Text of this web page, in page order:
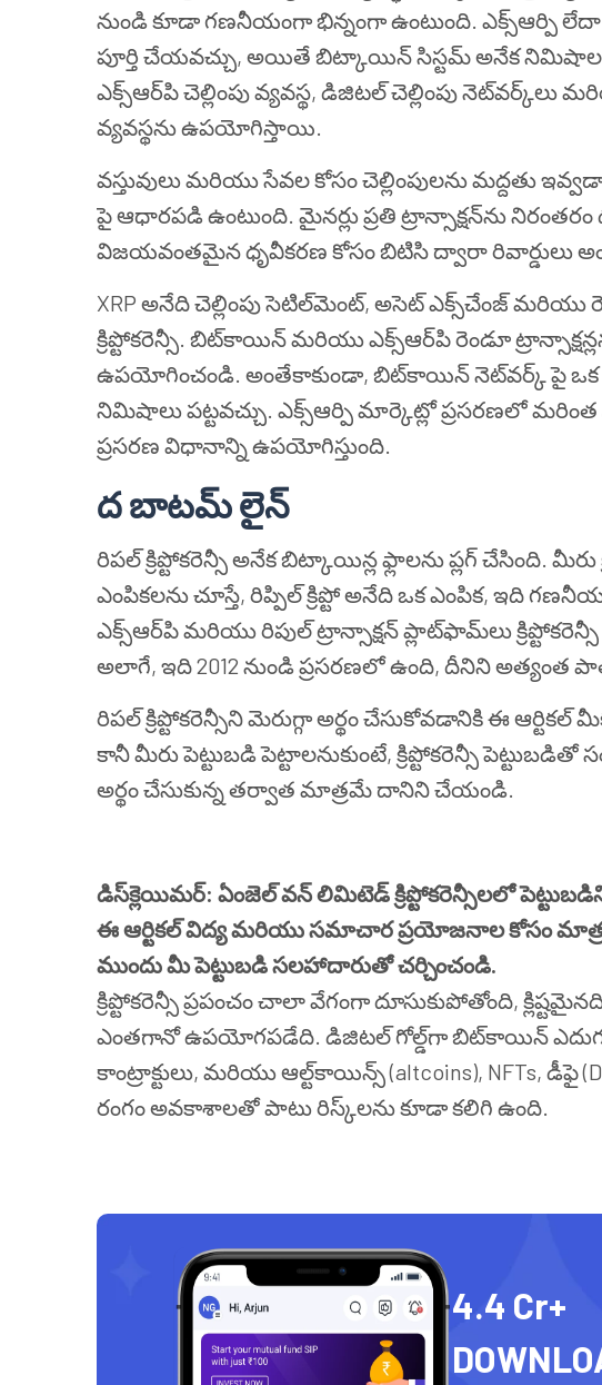
నుండి కూడా గణనీయంగా భిన్నంగా ఉంటుంది. ఎక్స్ఆర్పి లేదా
పూర్తి చేయవచ్చు, అయితే బిట్కాయిన్ సిస్టమ్ అనేక నిమిషాల
ఎక్స్‌ఆర్‌పి చెల్లింపు వ్యవస్థ, డిజిటల్ చెల్లింపు నెట్‌వర్క్‌లు
వ్యవస్థను ఉపయోగిస్తాయి.
వస్తువులు మరియు సేవల కోసం చెల్లింపులను మద్దతు
పై ఆధారపడి ఉంటుంది. మైనర్లు ప్రతి ట్రాన్సాక్షన్‌ను
విజయవంతమైన ధృవీకరణ కోసం బిటిసి ద్వారా రివార్డులు
XRP అనేది చెల్లింపు సెటిల్‌మెంట్, అసెట్ ఎక్స్‌చేంజ్
క్రిప్టోకరెన్సీ. బిట్‌కాయిన్ మరియు ఎక్స్‌ఆర్‌పి రెండూ
ఉపయోగించండి. అంతేకాకుండా, బిట్‌కాయిన్ నెట్‌వర్క్ పై ఒక
నిమిషాలు పట్టవచ్చు. ఎక్స్ఆర్పి మార్కెట్లో ప్రసరణలో
ప్రసరణ విధానాన్ని ఉపయోగిస్తుంది.
ద బాటమ్ లైన్
రిపల్ క్రిప్టోకరెన్సీ అనేక బిట్కాయిన్ల ఫ్లాలను ప్లగ్ చేసింది.
ఎంపికలను చూస్తే, రిప్పిల్ క్రిప్టో అనేది ఒక ఎంపిక, ఇది
ఎక్స్‌ఆర్‌పి మరియు రిపుల్ ట్రాన్సాక్షన్ ప్లాట్‌ఫామ్‌లు
అలాగే, ఇది 2012 నుండి ప్రసరణలో ఉంది, దీనిని అత్యంత
రిపల్ క్రిప్టోకరెన్సీని మెరుగ్గా అర్థం చేసుకోవడానికి ఈ
కానీ మీరు పెట్టుబడి పెట్టాలనుకుంటే, క్రిప్టోకరెన్సీ పెట్టుబడితో
అర్థం చేసుకున్న తర్వాత మాత్రమే దానిని చేయండి.
డిస్‌క్లెయిమర్: ఏంజెల్వన్ లిమిటెడ్ క్రిప్టోకరెన్సీలలో
ఈఆర్టికల్ విద్య మరియు సమాచార ప్రయోజనాల కోసం
ముందు మీ పెట్టుబడి సలహాదారుతో చర్చించండి.
క్రిప్టోకరెన్సీ ప్రపంచం చాలా వేగంగా దూసుకుపోతోంది,
ఎంతగానో ఉపయోగపడేది. డిజిటల్ గోల్డ్‌గా బిట్‌కాయిన్
కాంట్రాక్టులు, మరియు ఆల్ట్‌కాయిన్స్ (altcoins), NFTs, డీఫై
రంగం అవకాశాలతో పాటు రిస్క్‌లను కూడా కలిగి ఉంది.
4.4 Cr+